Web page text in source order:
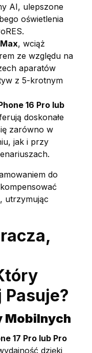
AI, ulepszone
oświetlenia
, wciąż
ze względu na
aparatów
z 5-krotnym
16 Pro lub
doskonałe
zarówno w
jak i przy
do
utrzymując
Mobilnych
17 Pro lub Pro
dzięki